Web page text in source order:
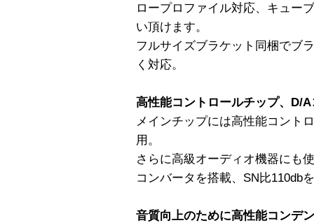
ロープロファイル対応、キュー
い頂けます。
フルサイズブラケット同梱でブ
く対応。
高性能コントロールチップ、D/
メインチップには高性能コント
用。
さらに高級オーディオ機器にも
コンバータを搭載、SN比110db
音質向上のために高性能コンデ